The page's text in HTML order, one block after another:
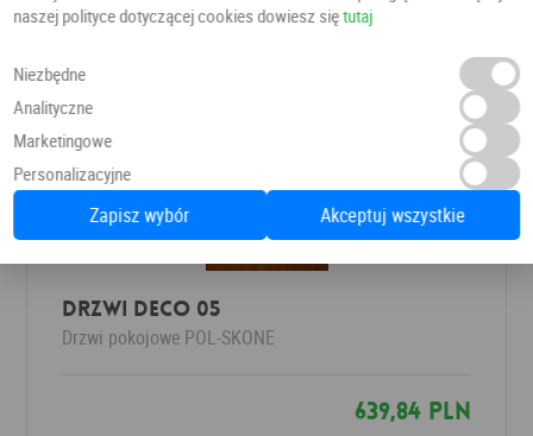
Drzwi Deco 05
Drzwi pokojowe POL-SKONE
639,84 PLN
naszej polityce dotyczącej cookies dowiesz siętutaj
Niezbędne
Analityczne
Marketingowe
Personalizacyjne
Zapisz wybór Akceptuj wszystkie